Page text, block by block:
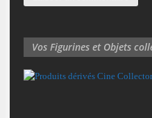
Vos Figurines et Objets